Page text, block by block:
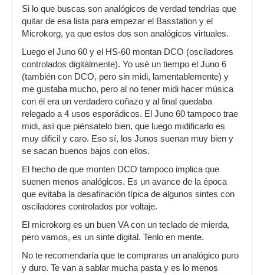
Si lo que buscas son analógicos de verdad tendrías que
quitar de esa lista para empezar el Basstation y el
Microkorg, ya que estos dos son analógicos virtuales.
Luego el Juno 60 y el HS-60 montan DCO (osciladores
controlados digitálmente). Yo usé un tiempo el Juno 6
(también con DCO, pero sin midi, lamentablemente) y
me gustaba mucho, pero al no tener midi hacer música
con él era un verdadero coñazo y al final quedaba
relegado a 4 usos esporádicos. El Juno 60 tampoco trae
midi, así que piénsatelo bien, que luego midificarlo es
muy dificil y caro. Eso sí, los Junos suenan muy bien y
se sacan buenos bajos con ellos.
El hecho de que monten DCO tampoco implica que
suenen menos analógicos. Es un avance de la época
que evitaba la desafinación típica de algunos sintes con
osciladores controlados por voltaje.
El microkorg es un buen VA con un teclado de mierda,
pero vamos, es un sinte digital. Tenlo en mente.
No te recomendaría que te compraras un analógico puro
y duro. Te van a sablar mucha pasta y es lo menos